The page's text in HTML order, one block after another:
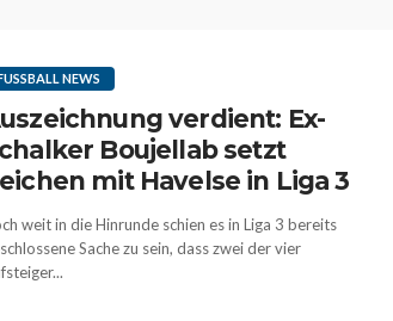
NEWS
verdient: Ex-
Boujellab setzt
mit Havelse in Liga 3
weit in die Hinrunde schien es in Liga 3 bereits
Sache zu sein, dass zwei der vier